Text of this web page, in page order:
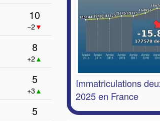
10
−2 ▼
8
+2 ▲
5
+3 ▲
5
Immatriculations
2025 en France